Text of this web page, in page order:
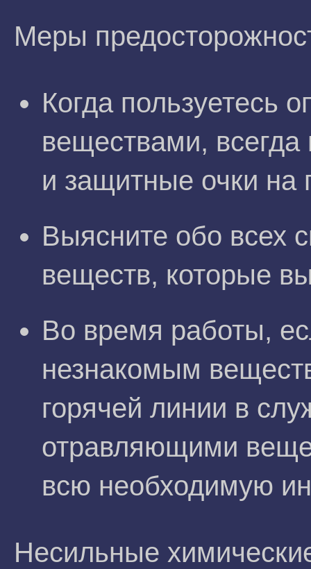
Меры
Когда пользуетесь
веществами,
и защитные очки на
Выясните обо всех
веществ, которые
Во время работы,
незнакомым
горячей линии в
отравляющими
всю необходимую
Несильные